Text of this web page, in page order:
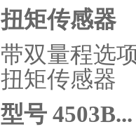
扭矩传感器
带双量程选
扭矩传感器
型号 4503B...